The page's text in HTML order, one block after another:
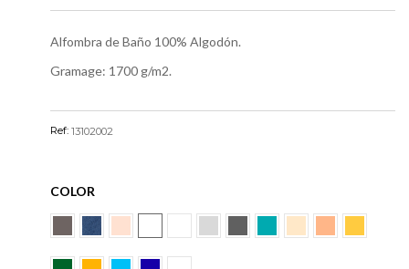
Alfombra de Baño 100% Algodón.
Gramage: 1700 g/m2.
Ref: 13102002
COLOR